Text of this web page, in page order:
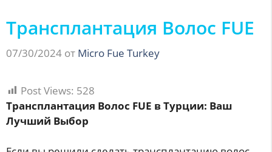
Трансплантация Волос FUE
07/30/2024 от Micro Fue Turkey
Post Views: 528
Трансплантация Волос FUE в Турции: Ваш
Лучший Выбор